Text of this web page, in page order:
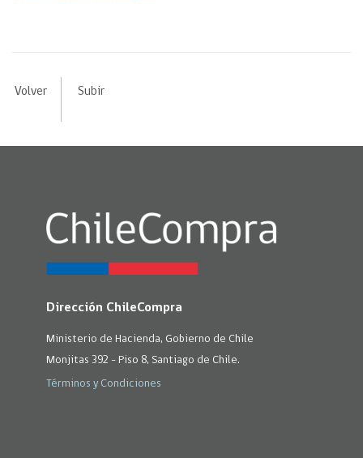
Volver Subir
Dirección ChileCompra
Ministerio de Hacienda, Gobierno de Chile
Monjitas 392 - Piso 8, Santiago de Chile.
Términos y Condiciones